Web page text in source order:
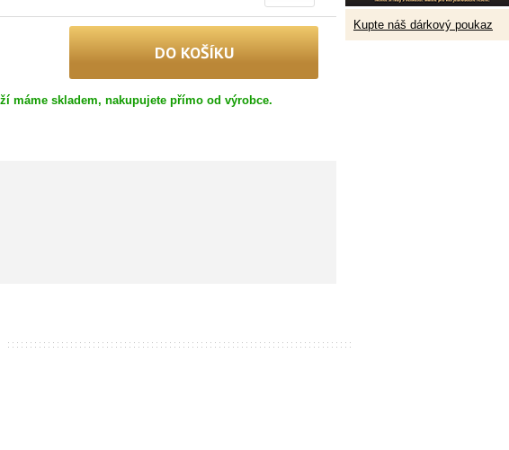
Kupte náš dárkový poukaz
máme skladem, nakupujete přímo od výrobce.